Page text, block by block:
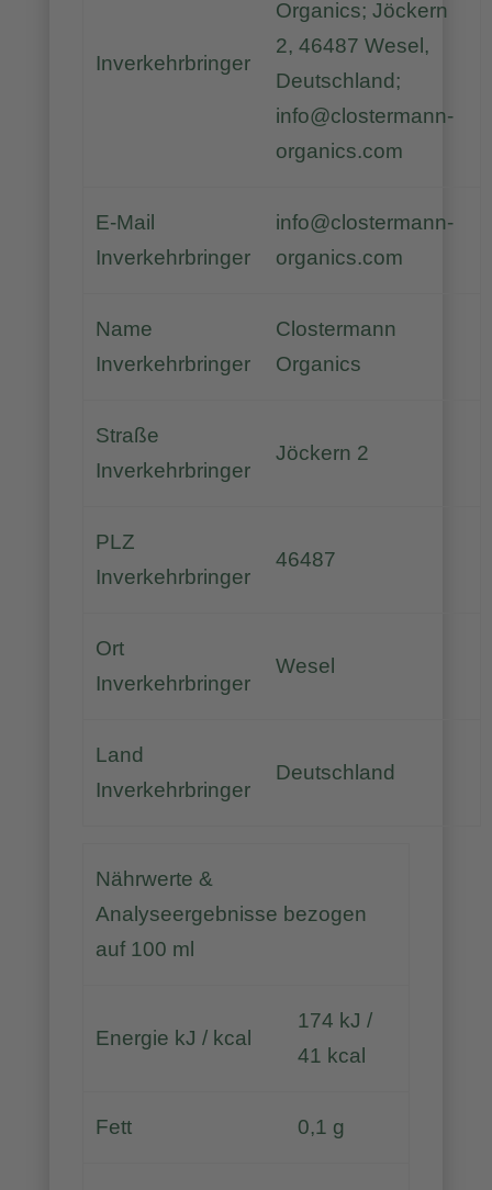
Inverkehrbringer
Organics; Jöckern
2, 46487 Wesel,
Deutschland;
info@clostermann-
organics.com
E-Mail
Inverkehrbringer
info@clostermann-
organics.com
Name
Inverkehrbringer
Clostermann
Organics
Straße
Inverkehrbringer
Jöckern 2
PLZ
Inverkehrbringer
46487
Ort
Inverkehrbringer
Wesel
Land
Inverkehrbringer
Deutschland
Nährwerte &
Analyseergebnisse bezogen
auf 100 ml
Energie kJ / kcal
174 kJ /
41 kcal
Fett 0,1 g